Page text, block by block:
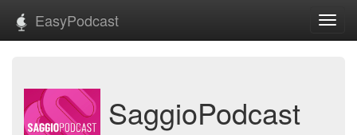
EasyPodcast
SaggioPodcast